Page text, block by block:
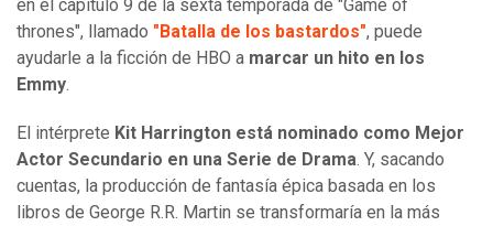
en el capítulo 9 de la sexta temporada de "Game of
thrones", llamado "Batalla de los bastardos", puede
ayudarle a la ficción de HBO a marcar un hito en los
Emmy.
El intérprete Kit Harrington está nominado como Mejor
Actor Secundario en una Serie de Drama. Y, sacando
cuentas, la producción de fantasía épica basada en los
libros de George R.R. Martin se transformaría en la más